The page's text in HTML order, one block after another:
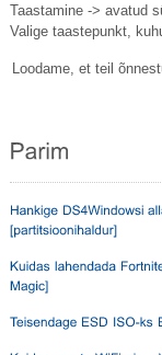
Taastamine -> avatud
Valige taastepunkt,
Loodame, et teil